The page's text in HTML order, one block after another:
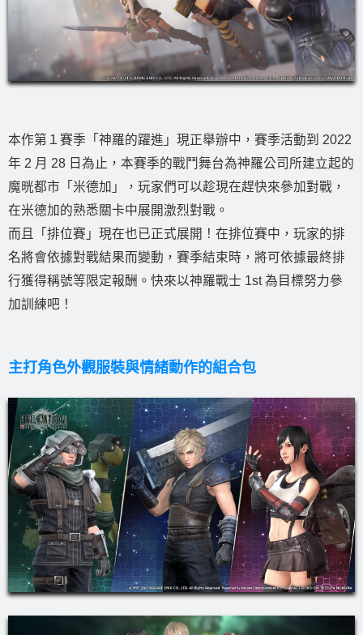
本作第１賽季「神羅的躍進」現正舉辦中，賽季活動到 2022
年 2 月 28 日為止，本賽季的戰鬥舞台為神羅公司所建立起的
魔晄都市「米德加」，玩家們可以趁現在趕快來參加對戰，
在米德加的熟悉關卡中展開激烈對戰。
而且「排位賽」現在也已正式展開！在排位賽中，玩家的排
名將會依據對戰結果而變動，賽季結束時，將可依據最終排
行獲得稱號等限定報酬。快來以神羅戰士 1st 為目標努力參
加訓練吧！
主打角色外觀服裝與情緒動作的組合包